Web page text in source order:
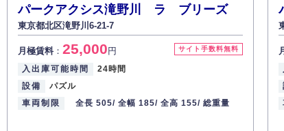
性を理解し、より適切に管理するよう社内教育を実施してまいりま
パークアクシス滝野川 ラ ブリーズ
東京都北区滝野川6-21-7
サイト手数料無料
月極賃料： 25,000円
入出庫可能時間
24時間
設備
パズル
車両制限
全長 505/ 全幅 185/ 全高 155/ 総重量